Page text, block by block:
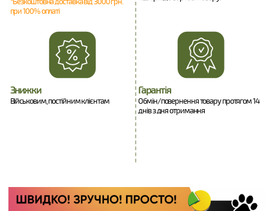
*Безкоштовна доставка від 3000 грн.
при 100% оплаті
Знижки
Військовим, постійним клієнтам
Гарантія
Обмін/повернення товару протягом 14
днів з дня отримання